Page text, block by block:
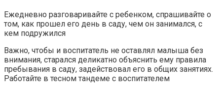
Ежедневно разговаривайте с ребенком, спрашивайте о
том, как прошел его день в саду, чем он занимался, с
кем подружился
Важно, чтобы и воспитатель не оставлял малыша без
внимания, старался деликатно объяснить ему правила
пребывания в саду, задействовал его в общих занятиях.
Работайте в тесном тандеме с воспитателем